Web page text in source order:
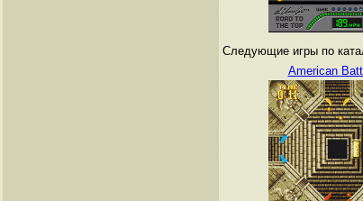
Следующие игры по
American